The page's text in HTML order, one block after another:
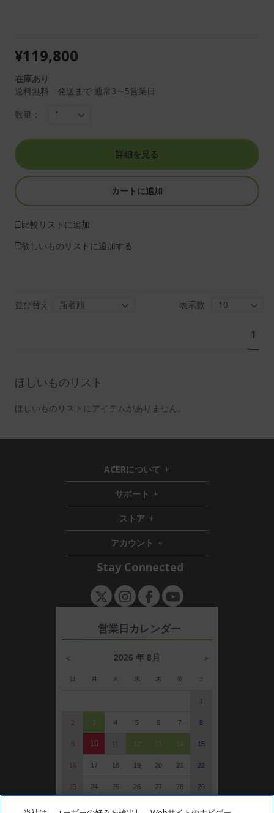
¥119,800
在庫あり
送料無料 発送まで 通常3～5営業日
数量：
詳細を見る
カートに追加
比較リストに追加
欲しいものリストに追加する
並び替え
表示数
ジ
あ
な
ー
1
ほしいものリスト
ほしいものリストにアイテムがありません。
ACERについて h
i
d
n
サポート
h
i
d
d
e
n
ストア h
i
d
d
e
アカウント
h
i
d
e
n
Stay Connected
営業日カレンダー
＞
＜ 2026 年 8月
日 月 火 水 木 金 土
1
2 3 4 5 6 7 8
9 10 11 12 13 14 15
16 17 18 19 20 21 22
23 24 25 26 27 28 29
30 31